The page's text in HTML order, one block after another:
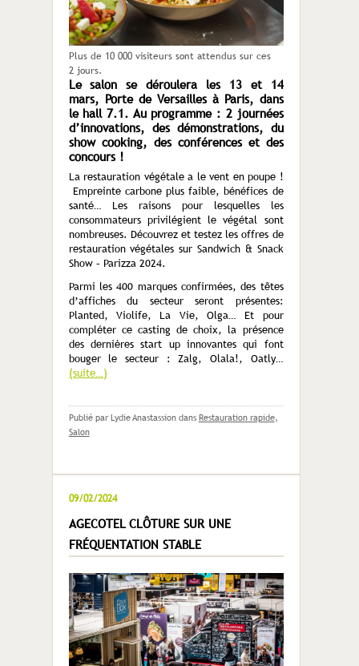
Plus de 10 000 visiteurs sont attendus sur ces
2 jours.
Le salon se déroulera les 13 et 14
mars, Porte de Versailles à Paris, dans
le hall 7.1. Au programme : 2 journées
d’innovations, des démonstrations, du
show cooking, des conférences et des
concours !
La restauration végétale a le vent en poupe !
Empreinte carbone plus faible, bénéfices de
santé… Les raisons pour lesquelles les
consommateurs privilégient le végétal sont
nombreuses. Découvrez et testez les offres de
restauration végétales sur Sandwich & Snack
Show – Parizza 2024.
Parmi les 400 marques confirmées, des têtes
d’affiches du secteur seront présentes:
Planted, Violife, La Vie, Olga… Et pour
compléter ce casting de choix, la présence
des dernières start up innovantes qui font
bouger le secteur : Zalg, Olala!, Oatly…
(suite…)
Publié par Lydie Anastassion dans Restauration rapide,
Salon
09/02/2024
AGECOTEL CLÔTURE SUR UNE
FRÉQUENTATION STABLE